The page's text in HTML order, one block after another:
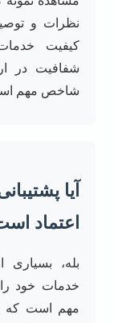
نظرات و
کیفیت
شفافیت در
شاخص مهم
آیا
اعتماد
بله، بسیاری
خدمات خود را
مهم است که